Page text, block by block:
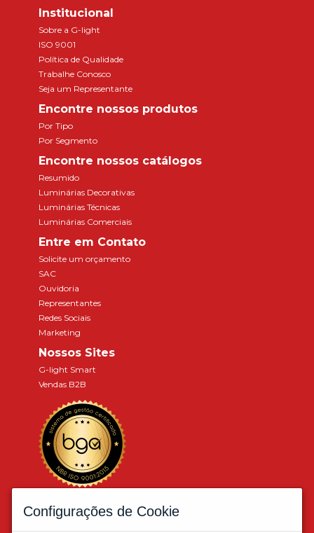
Institucional
Sobre a G-light
ISO 9001
Política de Qualidade
Trabalhe Conosco
Seja um Representante
Encontre nossos produtos
Por Tipo
Por Segmento
Encontre nossos catálogos
Resumido
Luminárias Decorativas
Luminárias Técnicas
Luminárias Comerciais
Entre em Contato
Solicite um orçamento
SAC
Ouvidoria
Representantes
Redes Sociais
Marketing
Nossos Sites
G-light Smart
Vendas B2B
Associados a:
Configurações de Cookie